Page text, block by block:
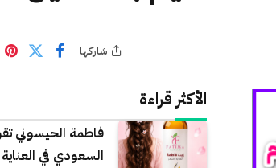
شاركها
الأكثر قراءة
فاطمة الحيسوني
السعودي في